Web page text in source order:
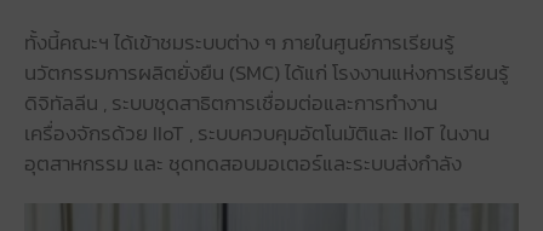
ทั้งนี้คณะฯ ได้เข้าชมระบบต่าง ๆ ภายในศูนย์การเรียนรู้
นวัตกรรมการผลิตยั่งยืน (SMC) ได้แก่ โรงงานแห่งการเรียนรู้
ดิจิทัลลีน , ระบบชุดสาธิตการเชื่อมต่อและการทำงาน
เครื่องจักรด้วย IIoT , ระบบควบคุมอัตโนมัติและ IIoT ในงาน
อุตสาหกรรม และ ชุดทดสอบมอเตอร์และระบบส่งกำลัง